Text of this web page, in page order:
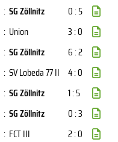
: SG Zöllnitz
0 : 5
: Union
3 : 0
: SG Zöllnitz
6 : 2
: SV Lobeda 77 II 4 : 0
: SG Zöllnitz
1 : 5
: SG Zöllnitz
0 : 3
: FCT III
2 : 0